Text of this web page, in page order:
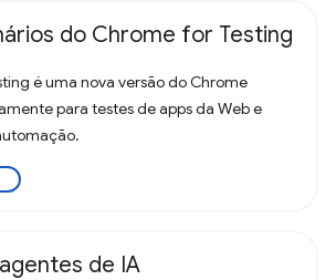
do Chrome for Testing
é uma nova versão do Chrome
para testes de apps da Web e
de IA